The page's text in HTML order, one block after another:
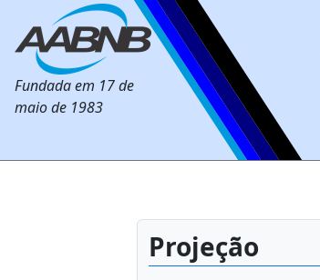
Fundada em 17 de
maio de 1983
Projeção